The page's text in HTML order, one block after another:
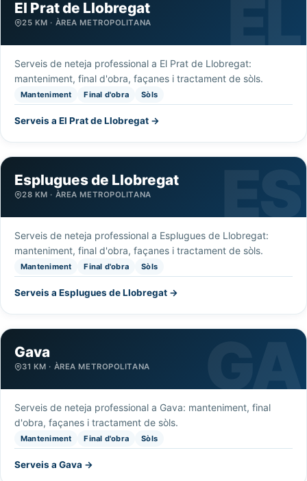
El Prat de Llobregat
25 KM · ÀREA METROPOLITANA
Serveis de neteja professional a El Prat de Llobregat:
manteniment, final d'obra, façanes i tractament de sòls.
Manteniment Final d'obra Sòls
Serveis a El Prat de Llobregat →
Esplugues de Llobregat
28 KM · ÀREA METROPOLITANA
Serveis de neteja professional a Esplugues de Llobregat:
manteniment, final d'obra, façanes i tractament de sòls.
Manteniment Final d'obra Sòls
Serveis a Esplugues de Llobregat →
Gava
31 KM · ÀREA METROPOLITANA
Serveis de neteja professional a Gava: manteniment, final
d'obra, façanes i tractament de sòls.
Manteniment Final d'obra Sòls
Serveis a Gava →